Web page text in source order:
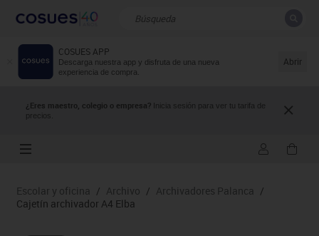
COSUES APP
Descarga nuestra app y disfruta de una nueva
experiencia de compra.
Abrir
¿Eres maestro, colegio o empresa? Inicia sesión para ver tu tarifa de
precios.
Resultados de la búsqueda
Escolar y oficina / Archivo / Archivadores Palanca /
Cajetín archivador A4 Elba